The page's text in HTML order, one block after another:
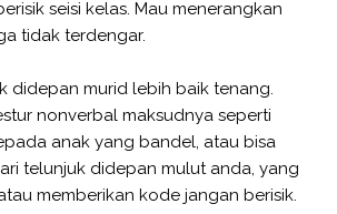
seisi kelas. Mau menerangkan
tidak terdengar.
didepan murid lebih baik tenang.
nonverbal maksudnya seperti
anak yang bandel, atau bisa
telunjuk didepan mulut anda, yang
memberikan kode jangan berisik.